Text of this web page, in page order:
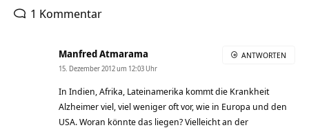
1 Kommentar
Manfred Atmarama
15. Dezember 2012 um 12:03 Uhr
In Indien, Afrika, Lateinamerika kommt die Krankheit
Alzheimer viel, viel weniger oft vor, wie in Europa und den
USA. Woran könnte das liegen? Vielleicht an der
ANTWORTEN